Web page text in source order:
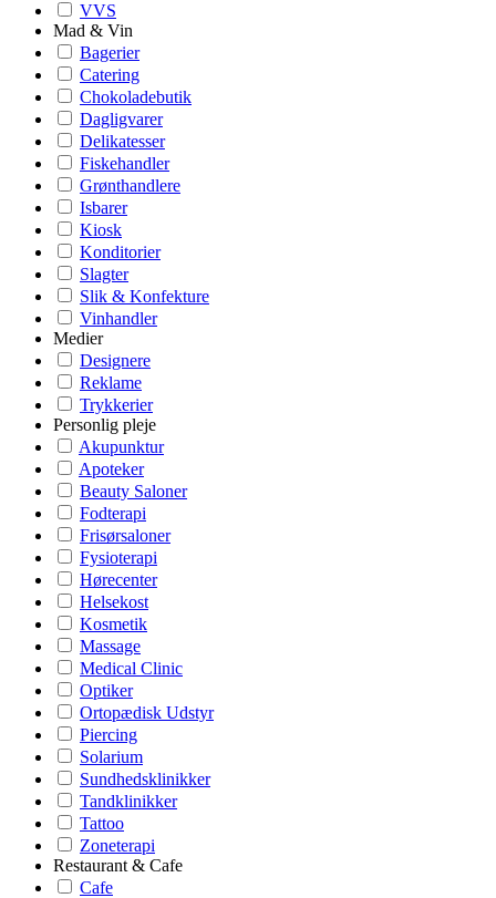
VVS
Mad & Vin
Bagerier
Catering
Chokoladebutik
Dagligvarer
Delikatesser
Fiskehandler
Grønthandlere
Isbarer
Kiosk
Konditorier
Slagter
Slik & Konfekture
Vinhandler
Medier
Designere
Reklame
Trykkerier
Personlig pleje
Akupunktur
Apoteker
Beauty Saloner
Fodterapi
Frisørsaloner
Fysioterapi
Hørecenter
Helsekost
Kosmetik
Massage
Medical Clinic
Optiker
Ortopædisk Udstyr
Piercing
Solarium
Sundhedsklinikker
Tandklinikker
Tattoo
Zoneterapi
Restaurant & Cafe
Cafe